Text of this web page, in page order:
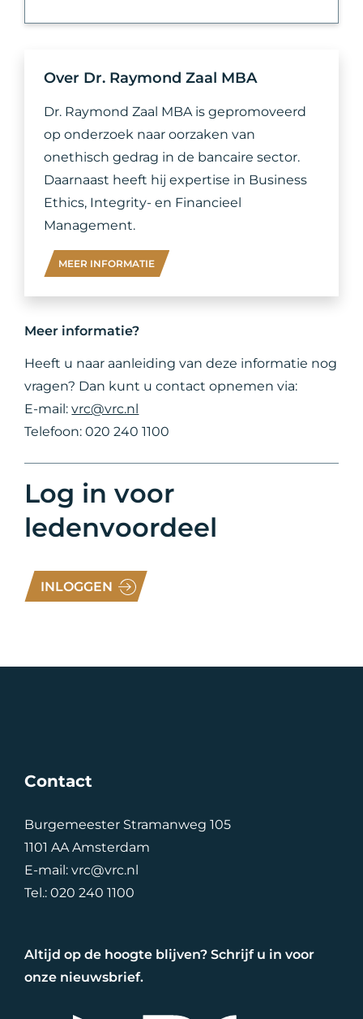
Over Dr. Raymond Zaal MBA
Dr. Raymond Zaal MBA is gepromoveerd
op onderzoek naar oorzaken van
onethisch gedrag in de bancaire sector.
Daarnaast heeft hij expertise in Business
Ethics, Integrity- en Financieel
Management.
MEER INFORMATIE
Meer informatie?
Heeft u naar aanleiding van deze informatie nog
vragen? Dan kunt u contact opnemen via:
E-mail:vrc@vrc.nl
Telefoon: 020 240 1100
Log in voor
ledenvoordeel
INLOGGEN
Contact
Burgemeester Stramanweg 105
1101 AA Amsterdam
E-mail:vrc@vrc.nl
Tel.:020 240 1100
Altijd op de hoogte blijven? Schrijf u in voor
onze nieuwsbrief.